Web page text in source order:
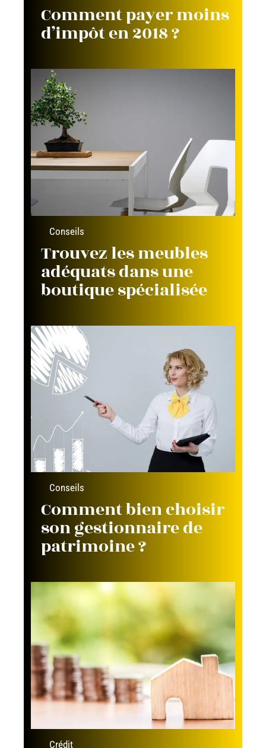
Comment payer moins
d’impôt en 2018 ?
Conseils
Trouvez les meubles
adéquats dans une
boutique spécialisée
Conseils
Comment bien choisir
son gestionnaire de
patrimoine ?
Crédit